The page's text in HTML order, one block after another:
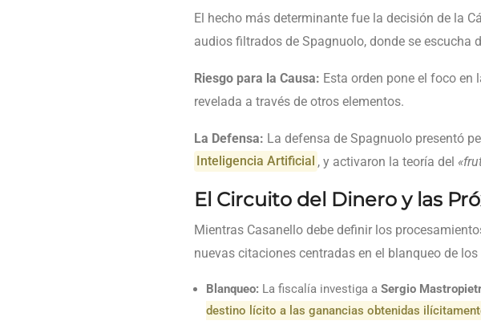
El hecho más determinante fue la decisión de la
audios filtrados de Spagnuolo, donde se escucha
Riesgo para la Causa: Esta orden pone el foco en
revelada a través de otros elementos.
La Defensa: La defensa de Spagnuolo presentó
Inteligencia Artificial , y activaron la teoría del
El Circuito del Dinero y las
Mientras Casanello debe definir los
nuevas citaciones centradas en el blanqueo de
Blanqueo: La fiscalía investiga a Sergio
destino lícito a las ganancias obtenidas